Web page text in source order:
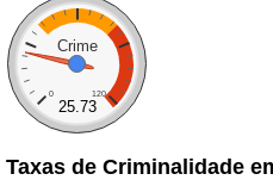
Crime
0 120
25.73
Taxas de Criminalidade
Indicador de Custo de Vida
em Aqaba
Indicador de Preços de
Índice de qualidade de vida
Crime
Taxa do Indicador de Crime